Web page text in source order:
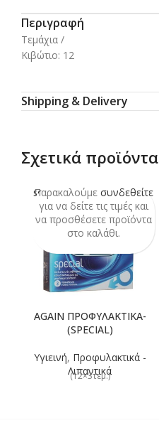
Περιγραφή
Τεμάχια /
Κιβώτιο: 12
Shipping & Delivery
Σχετικά προϊόντα
SOLD
OUT
AGAIN ΠΡΟΦΥΛΑΚΤΙΚΑ-
(SPECIAL)
Υγιεινή, Προφυλακτικά -
Λιπαντικά
(12×3τεμ.)
Παρακαλούμε συνδεθείτε
για να δείτε τις τιμές και
να προσθέσετε προϊόντα
στο καλάθι.